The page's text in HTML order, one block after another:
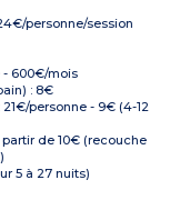
personne/session
- 600€/mois
: 8€
personne - 9€ (4-12
de 10€ (recouche
5 à 27 nuits)